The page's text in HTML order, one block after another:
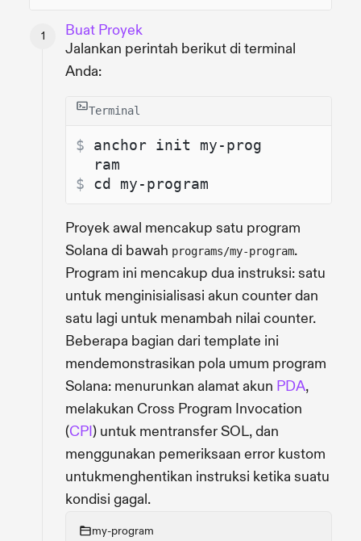
Buat Proyek
Jalankan perintah berikut di terminal
Anda:
Terminal
$ anchor init my-prog
ram
$ cd my-program
Proyek awal mencakup satu program
Solana di bawah programs/my-program.
Program ini mencakup dua instruksi: satu
untuk menginisialisasi akun counter dan
satu lagi untuk menambah nilai counter.
Beberapa bagian dari template ini
mendemonstrasikan pola umum program
Solana: menurunkan alamat akun PDA,
melakukan Cross Program Invocation
(CPI) untuk mentransfer SOL, dan
menggunakan pemeriksaan error kustom
untukmenghentikan instruksi ketika suatu
kondisi gagal.
my-program